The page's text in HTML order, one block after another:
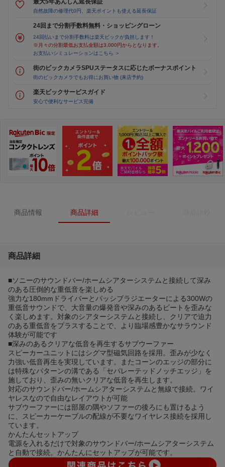
自然故障の修理代0円、楽天ポイントも使える延長保証
24回まで分割手数料無料・ショッピングローン
24回払いまで分割手数料は楽天ビックが負担します！
※月々の分割最低お支払金額は3,000円からとなります。
お支払いシミュレーションはこちら ＞
街のビックカメラSPUステータスに応じたボーナスポイント
街のビックカメラでもお得にお買い物 (来店予約)
楽天ビックサービスガイド
安心で便利なサービス完備
商品情報 商品詳細
商品詳細
■ソニーのサウンドバー/ホームシアターシステムと接続して深み
のある圧倒的な重低音を楽しめる
強力な180mmドライバーとパッシブラジエーターによる300Wの
重低音サウンドで、大音量の爆発音や深みのあるビートを歪みな
く楽しめます。対象のシアターシステムと接続し、クリアで迫力
のある重低音をプラスすることで、より臨場感豊かなサラウンド
体験が可能です
■深みのあるクリアな低音を再生するサブウーファー
スピーカーユニットにはシグマ型磁気回路を採用。歪みが少なく
力強い低音再生を実現しています。またコーンのエッジの部分に
は特殊なパターンの溝である「セパレーテッドノッチエッジ」を
施しており、歪みの無いクリアな低音を再生します。
対応のサウンドバー/ホームシアターシステムと無線で接続。ワイ
ヤレスなので自由なレイアウトが可能
サブウーファーには部屋の隅やソファーの後ろにも置けるよう
に、スピーカーケーブルの配線が不要なワイヤレス接続を採用し
ています。
かんたんセットアップ
電源を入れるだけで対象のサウンドバー/ホームシアターシステム
と自動で接続。かんたんにセットアップが可能です。